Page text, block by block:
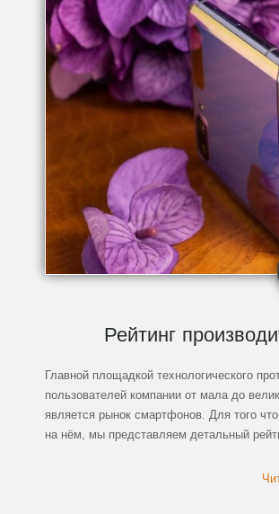
Рейтинг
Главной площадкой технологического
пользователей компании от мала до
является рынок смартфонов. Для того
на нём, мы представляем детальный